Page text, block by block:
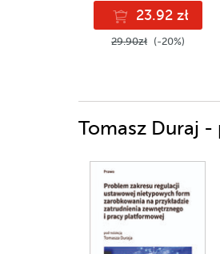
23.92 zł
29.90zł (-20%)
Tomasz Duraj -